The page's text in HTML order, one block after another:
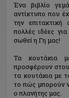
Ένα βιβλίο
αντίκτυπο που
την επιτακτική
πολλές ιδέες
σωθεί η Γη μας!
Τα κουτάκια
προσφέρουν
τα κουτάκια με
το πώς μπορούν
ο πλανήτης μας.